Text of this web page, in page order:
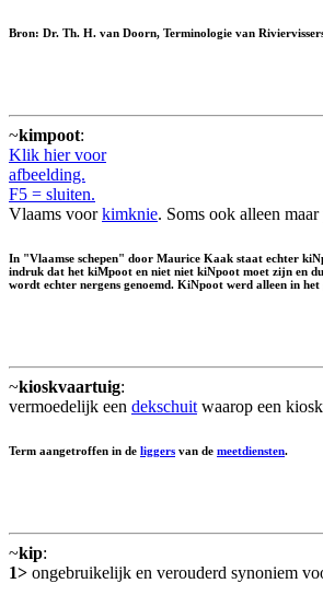
Bron: Dr. Th. H. van Doorn, Terminologie van
~kimpoot:
Klik hier voor
afbeelding.
F5 = sluiten.
Vlaams voorkimknie. Soms ook alleen maar
In "Vlaamse schepen" door Maurice Kaak staat echter
indruk dat het kiMpoot en niet niet kiNpoot moet zijn en
wordt echter nergens genoemd. KiNpoot werd alleen in het
~kioskvaartuig:
vermoedelijk een dekschuit waarop een
Term aangetroffen in de liggers van de meetdiensten.
~kip:
1> ongebruikelijk en verouderd synoniem